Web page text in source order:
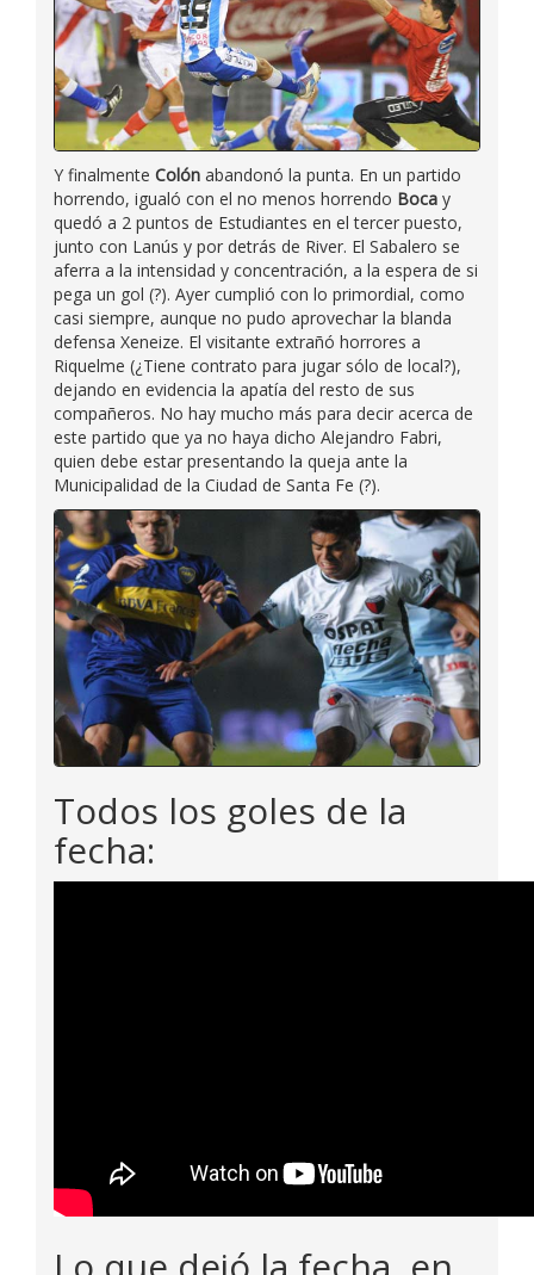
Y finalmente Colón abandonó la punta. En un partido
horrendo, igualó con el no menos horrendo Boca y
quedó a 2 puntos de Estudiantes en el tercer puesto,
junto con Lanús y por detrás de River. El Sabalero se
aferra a la intensidad y concentración, a la espera de si
pega un gol (?). Ayer cumplió con lo primordial, como
casi siempre, aunque no pudo aprovechar la blanda
defensa Xeneize. El visitante extrañó horrores a
Riquelme (¿Tiene contrato para jugar sólo de local?),
dejando en evidencia la apatía del resto de sus
compañeros. No hay mucho más para decir acerca de
este partido que ya no haya dicho Alejandro Fabri,
quien debe estar presentando la queja ante la
Municipalidad de la Ciudad de Santa Fe (?).
Todos los goles de la
fecha: